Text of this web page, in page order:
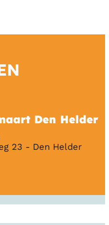
Den Helder
23 - Den Helder